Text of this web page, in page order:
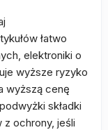
łatwo
elektroniki o
wyższe ryzyko
wyższą cenę
składki
z ochrony, jeśli